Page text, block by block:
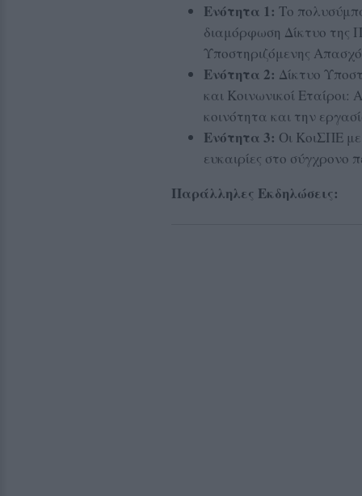
Ενότητα 1: Το
διαμόρφωση Δίκτυο της
Υποστηριζόμενης
Ενότητα 2: Δίκτυο
και Κοινωνικοί Εταίροι:
κοινότητα και την
Ενότητα 3: Οι ΚοιΣΠΕ
ευκαιρίες στο σύγχρονο
Παράλληλες Εκδηλώσεις: